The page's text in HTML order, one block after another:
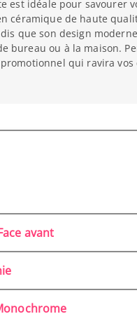
est idéale pour savourer
céramique de haute
que son design
bureau ou à la maison.
qui ravira
avant